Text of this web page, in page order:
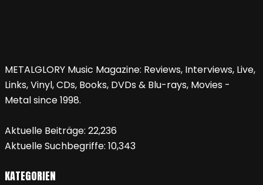
METALGLORY Music Magazine: Reviews, Interviews, Live,
Links, Vinyl, CDs, Books, DVDs & Blu-rays, Movies -
Metal since 1998.
Aktuelle Beiträge: 22,236
Aktuelle Suchbegriffe: 10,343
KATEGORIEN